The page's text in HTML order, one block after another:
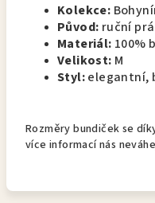
Kolekce:
Původ: ruční
Materiál: 100%
Velikost: M
Styl:elegantní,
Rozměry bundiček se
více informací nás